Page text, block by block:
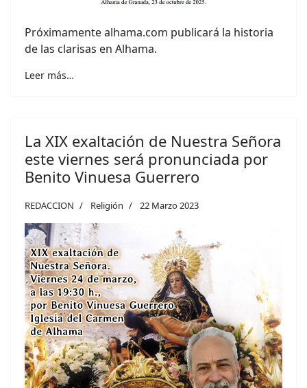
Próximamente alhama.com publicará la historia
de las clarisas en Alhama.
Leer más…
La XIX exaltación de Nuestra Señora
este viernes será pronunciada por
Benito Vinuesa Guerrero
REDACCION Religión 22 Marzo 2023